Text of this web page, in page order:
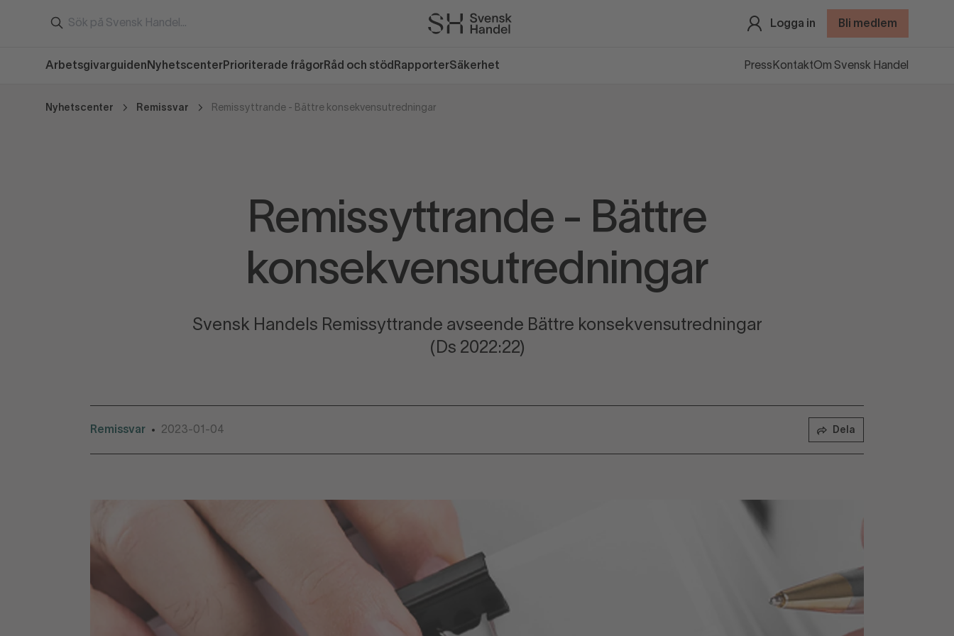
Logga in Bli medlem
Arbetsgivarguiden Nyhetscenter Prioriterade frågor Råd och stöd RapporterSäkerhet Press KontaktOm Svensk Handel
Nyhetscenter Remissvar Remissyttrande - Bättre konsekvensutredningar
Remissyttrande - Bättre
konsekvensutredningar
Svensk Handels Remissyttrande avseende Bättre konsekvensutredningar
(Ds 2022:22)
Remissvar • 2023-01-04 Dela